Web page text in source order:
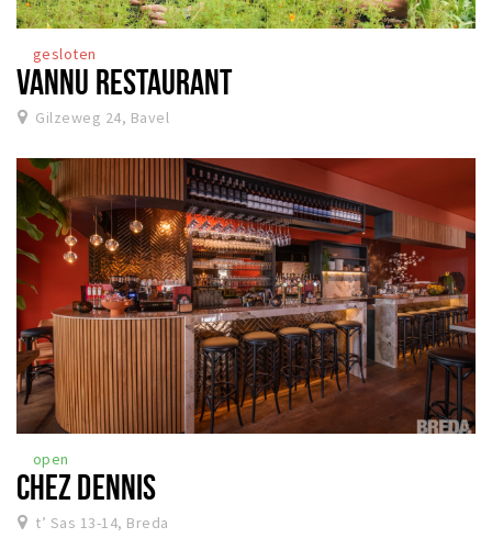
gesloten
VANNU RESTAURANT
Gilzeweg 24, Bavel
open
CHEZ DENNIS
t’ Sas 13-14, Breda